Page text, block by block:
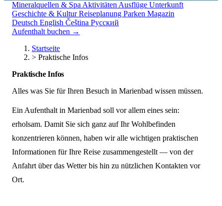
Mineralquellen & Spa Aktivitäten Ausflüge Unterkunft
Geschichte & KulturReiseplanung Parken Magazin
Deutsch English Čeština Русский
Aufenthalt buchen →
Startseite
> Praktische Infos
Praktische Infos
Alles was Sie für Ihren Besuch in Marienbad wissen müssen.
Ein Aufenthalt in Marienbad soll vor allem eines sein:
erholsam. Damit Sie sich ganz auf Ihr Wohlbefinden
konzentrieren können, haben wir alle wichtigen praktischen
Informationen für Ihre Reise zusammengestellt — von der
Anfahrt über das Wetter bis hin zu nützlichen Kontakten vor
Ort.